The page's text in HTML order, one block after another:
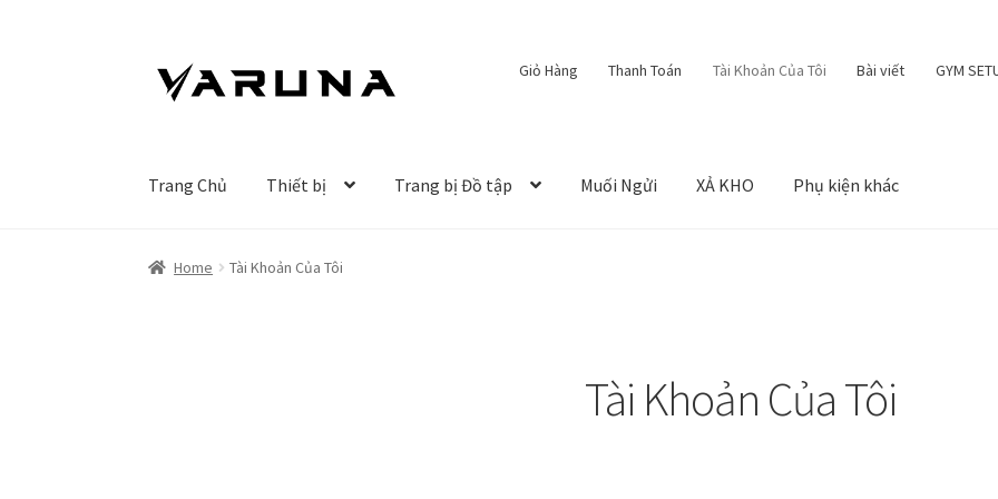
đến
Chuyển
đến
Giỏ Hàng Thanh Toán Tài Khoản Của Tôi Bài viết GYM
Trang Chủ Thiết bị Trang bị Đồ tập Muối Ngửi XẢ KHO Phụ kiện khác
Home Tài Khoản Của Tôi
Tài Khoản Của Tôi